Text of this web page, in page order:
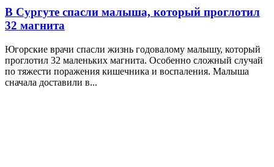
В Сургуте спасли малыша, который проглотил
32 магнита
Югорские врачи спасли жизнь годовалому малышу, который
проглотил 32 маленьких магнита. Особенно сложный случай
по тяжести поражения кишечника и воспаления. Малыша
сначала доставили в...